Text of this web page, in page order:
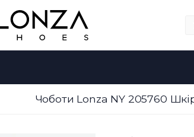
Чоботи Lonza NY 205760